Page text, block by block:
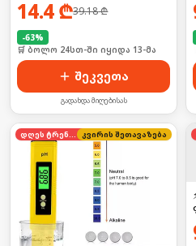
14.4₾39.18₾
-63%
🛒 ბოლო 24სთ-ში იყიდა 13-მა
შეკვეთა
გადახდა მიღებისას
დღეს ტრენდში კვირის შეთავაზება